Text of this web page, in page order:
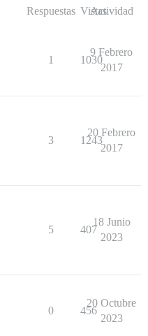
Respuestas Vistas
Actividad
1 1030
9 Febrero
2017
3 1243
20 Febrero
2017
5 407
18 Junio
2023
0 456
20 Octubre
2023